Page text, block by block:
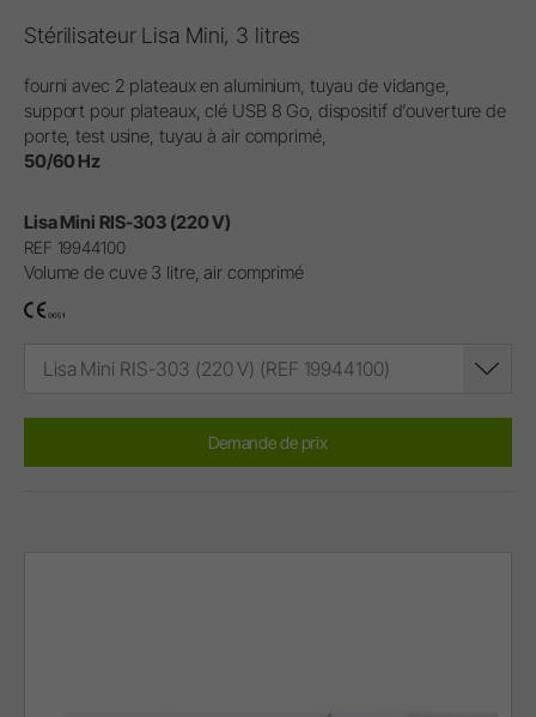
Stérilisateur Lisa Mini, 3 litres
fourni avec 2 plateaux en aluminium, tuyau de vidange,
support pour plateaux, clé USB 8 Go, dispositif d’ouverture de
porte, test usine, tuyau à air comprimé,
50/60 Hz
Lisa Mini RIS-303 (220 V)
REF 19944100
Volume de cuve 3 litre, air comprimé
Lisa Mini RIS-303 (220 V) (REF 19944100)
Demande de prix